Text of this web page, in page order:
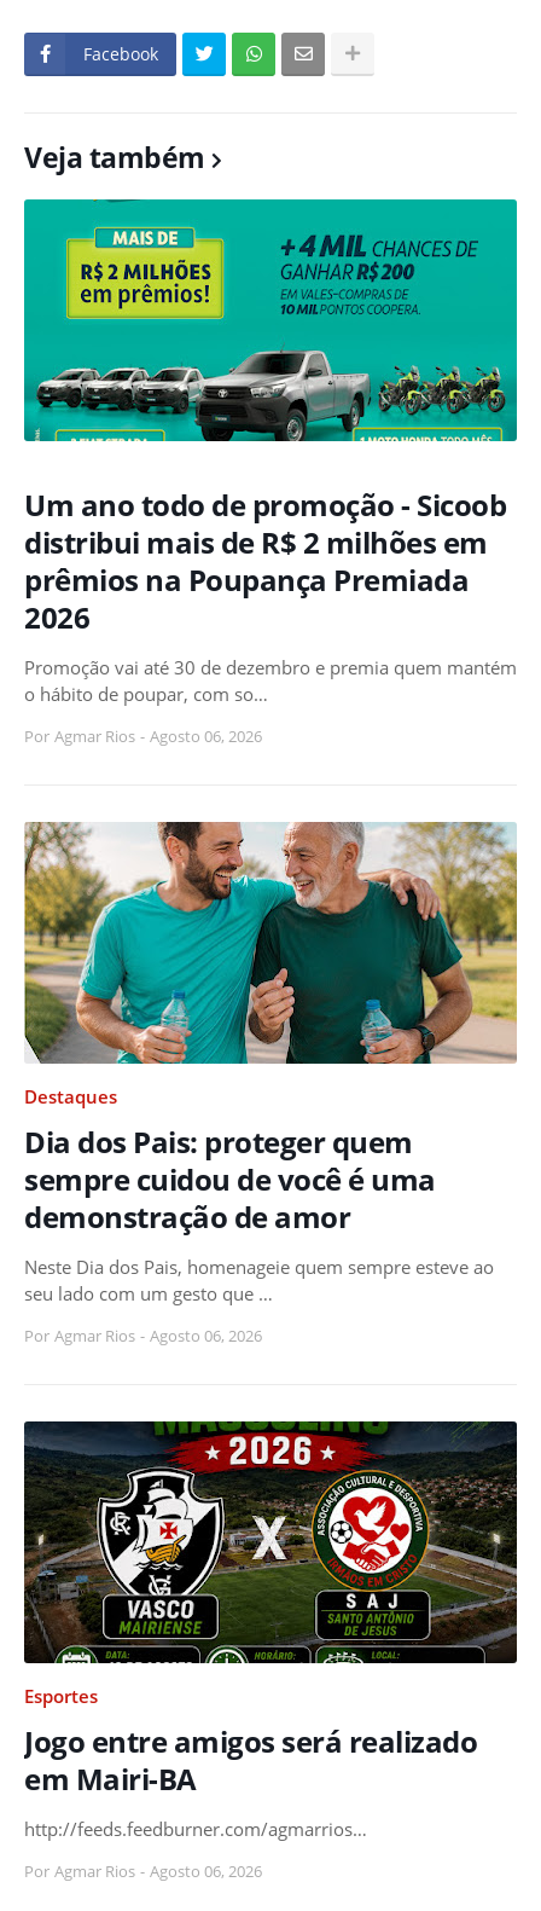
Facebook
Veja também
Um ano todo de promoção - Sicoob
distribui mais de R$ 2 milhões em
prêmios na Poupança Premiada
2026
Promoção vai até 30 de dezembro e premia quem mantém
o hábito de poupar, com so…
Por Agmar Rios - Agosto 06, 2026
Destaques
Dia dos Pais: proteger quem
sempre cuidou de você é uma
demonstração de amor
Neste Dia dos Pais, homenageie quem sempre esteve ao
seu lado com um gesto que …
Por Agmar Rios - Agosto 06, 2026
Esportes
Jogo entre amigos será realizado
em Mairi-BA
http://feeds.feedburner.com/agmarrios…
Por Agmar Rios - Agosto 06, 2026